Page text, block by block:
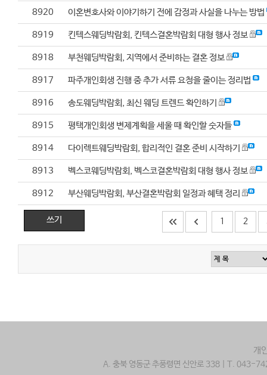
8920 이혼변호사와 이야기하기 전에 감정과 사실을 나누는 방법
8919 킨텍스웨딩박람회, 킨텍스결혼박람회 대형 행사 정보
8918 부천웨딩박람회, 지역에서 준비하는 결혼 정보
8917 파주개인회생 진행 중 추가 서류 요청을 줄이는 정리법
8916 송도웨딩박람회, 최신 웨딩 트렌드 확인하기
8915 평택개인회생 변제계획을 세울 때 확인할 숫자들
8914 다이렉트웨딩박람회, 합리적인 결혼 준비 시작하기
8913 벡스코웨딩박람회, 벡스코결혼박람회 대형 행사 정보
8912 부산웨딩박람회, 부산결혼박람회 일정과 혜택 정리
1 2
쓰기
개
A. 충북 영동군 추풍령면 신안로 338 | T.